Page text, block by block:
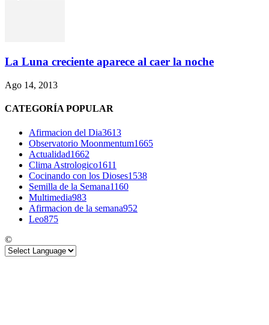
La Luna creciente aparece al caer la noche
Ago 14, 2013
CATEGORÍA POPULAR
Afirmacion del Dia3613
Observatorio Moonmentum1665
Actualidad1662
Clima Astrologico1611
Cocinando con los Dioses1538
Semilla de la Semana1160
Multimedia983
Afirmacion de la semana952
Leo875
©